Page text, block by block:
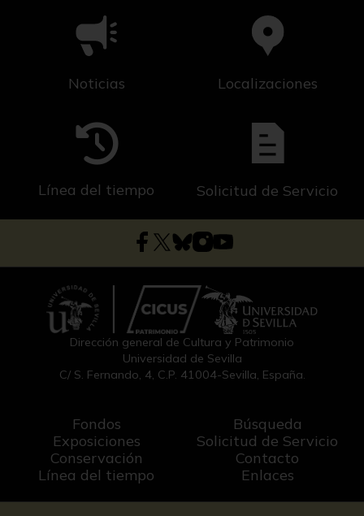
Noticias Localizaciones
Línea del tiempo Solicitud de Servicio
Dirección general de Cultura y Patrimonio
Universidad de Sevilla
C/ S. Fernando, 4, C.P. 41004-Sevilla, España.
Fondos
Exposiciones
Conservación
Línea del tiempo
Búsqueda
Solicitud de Servicio
Contacto
Enlaces